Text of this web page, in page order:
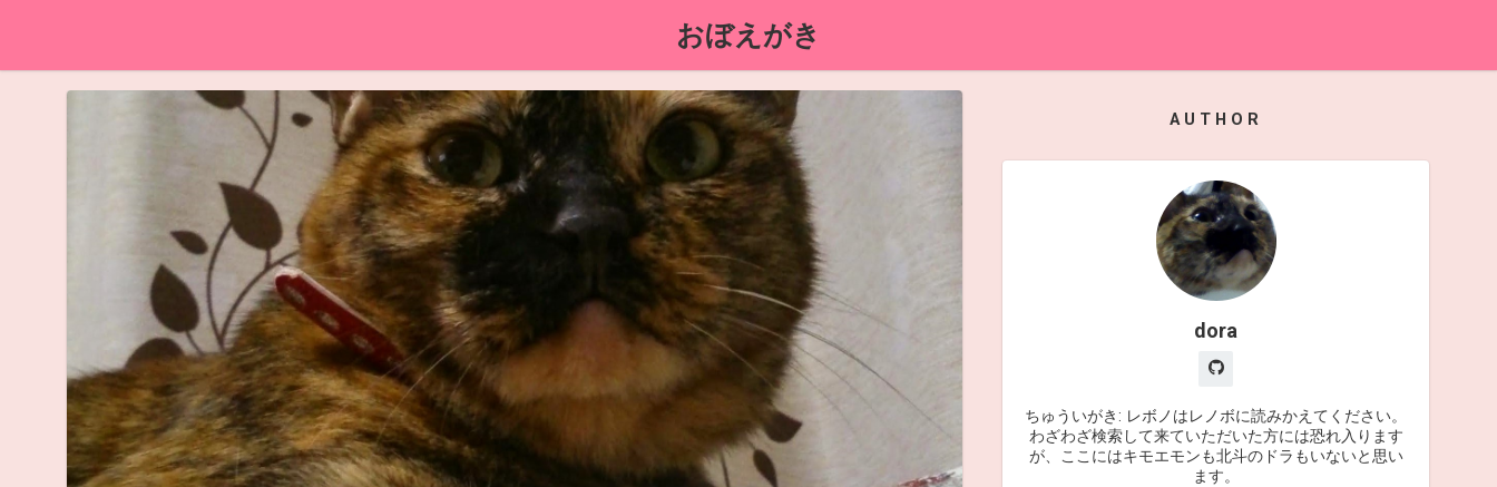
おぼえがき
AUTHOR
dora
ちゅういがき: レボノはレノボに読みかえてください。
わざわざ検索して来ていただいた方には恐れ入ります
が、ここにはキモエモンも北斗のドラもいないと思い
ます。